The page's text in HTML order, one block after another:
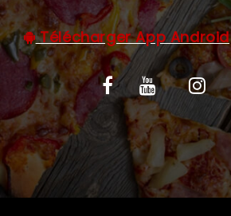
MENTIONS LÉGALES
C.G.V
Télécharger App Android